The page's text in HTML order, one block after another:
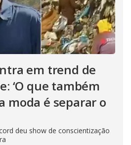
em trend de
‘O que também
moda é separar o
deu show de conscientização